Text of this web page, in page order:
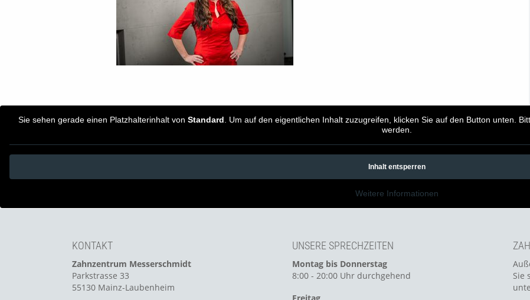
Sie sehen gerade einen Platzhalterinhalt von Standard . Um auf den eigentlichen Inhalt zuzugreifen, klicken Sie auf den Button unten.
werden.
Inhalt entsperren
Weitere Informationen
KONTAKT
Zahnzentrum Messerschmidt
Parkstrasse 33
55130 Mainz-Laubenheim
UNSERE SPRECHZEITEN
Montag bis Donnerstag
8:00 - 20:00 Uhr durchgehend
Sie